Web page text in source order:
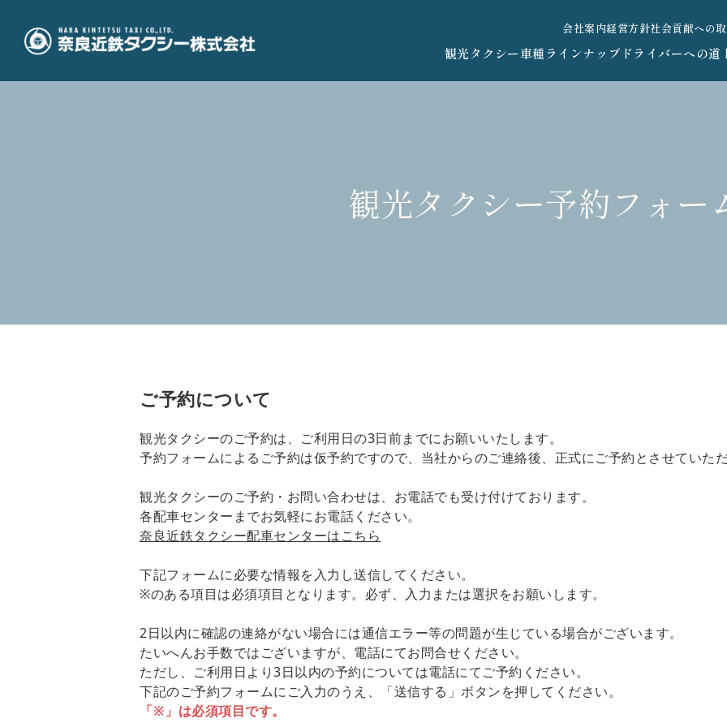
観光タクシー車種ラインナップ ドライバーへの道
会社案内経営方針社会貢献への
観光タクシー予約フォー
ご予約について
観光タクシーのご予約は、ご利用日の3日前までにお願いいたします。
予約フォームによるご予約は仮予約ですので、当社からのご連絡後、正式にご予約とさせていただ
観光タクシーのご予約・お問い合わせは、お電話でも受け付けております。
各配車センターまでお気軽にお電話ください。
奈良近鉄タクシー配車センターはこちら
下記フォームに必要な情報を入力し送信してください。
※のある項目は必須項目となります。必ず、入力または選択をお願いします。
2日以内に確認の連絡がない場合には通信エラー等の問題が生じている場合がございます。
たいへんお手数ではございますが、電話にてお問合せください。
ただし、ご利用日より3日以内の予約については電話にてご予約ください。
下記のご予約フォームにご入力のうえ、「送信する」ボタンを押してください。
「※」は必須項目です。